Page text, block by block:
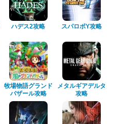
ハデス2攻略 スパロボY攻略
牧場物語グランド
バザール攻略
メタルギアデルタ
攻略